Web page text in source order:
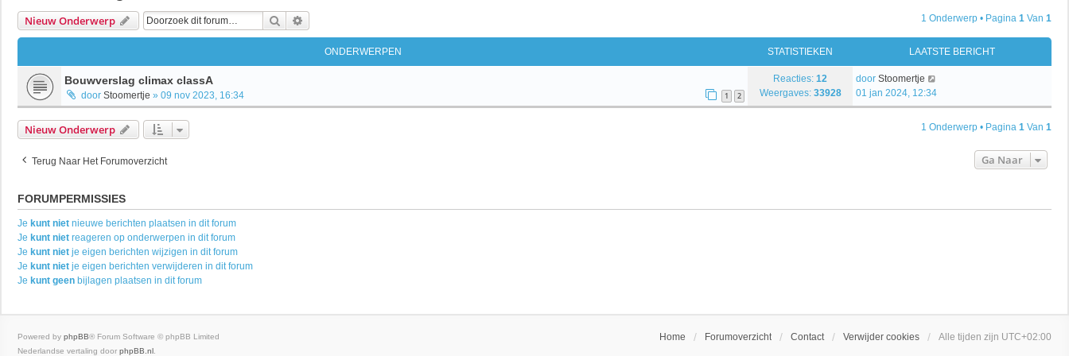
Nieuw Onderwerp Zoek 1 Onderwerp • Pagina 1 Van 1
ONDERWERPEN STATISTIEKEN LAATSTE BERICHT
Bouwverslag climax classA
door Stoomertje » 09 nov 2023, 16:34 1 2
Reacties: 12
Weergaves: 33928
door Stoomertje
01 jan 2024, 12:34
Nieuw Onderwerp 1 Onderwerp • Pagina 1 Van 1
Terug Naar Het Forumoverzicht Ga Naar
FORUMPERMISSIES
Je kunt niet nieuwe berichten plaatsen in dit forum
Je kunt niet reageren op onderwerpen in dit forum
Je kunt niet je eigen berichten wijzigen in dit forum
Je kunt niet je eigen berichten verwijderen in dit forum
Je kunt geen bijlagen plaatsen in dit forum
Home Forumoverzicht Contact Verwijder cookies Alle tijden zijn UTC+02:00
Powered by phpBB® Forum Software © phpBB Limited
Nederlandse vertaling door phpBB.nl